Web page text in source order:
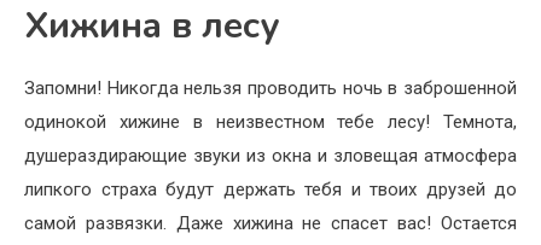
Хижина в лесу
Запомни! Никогда нельзя проводить ночь в заброшенной
одинокой хижине в неизвестном тебе лесу! Темнота,
душераздирающие звуки из окна и зловещая атмосфера
липкого страха будут держать тебя и твоих друзей до
самой развязки. Даже хижина не спасет вас! Остается